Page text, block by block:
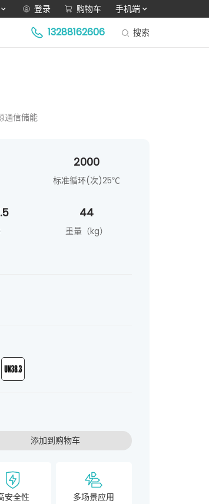
登录 购物车
手机端
13288162606 搜索
通信储能
2000
标准循环(次)25℃
44
重量（kg）
添加到购物车
安全性 多场景应用